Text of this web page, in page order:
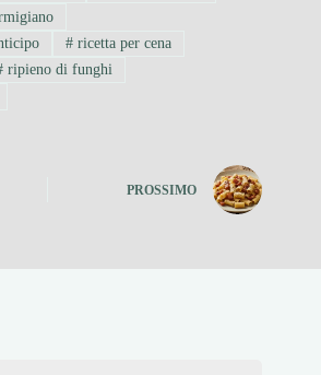
#ricetta per cena
ripieno di funghi
PROSSIMO